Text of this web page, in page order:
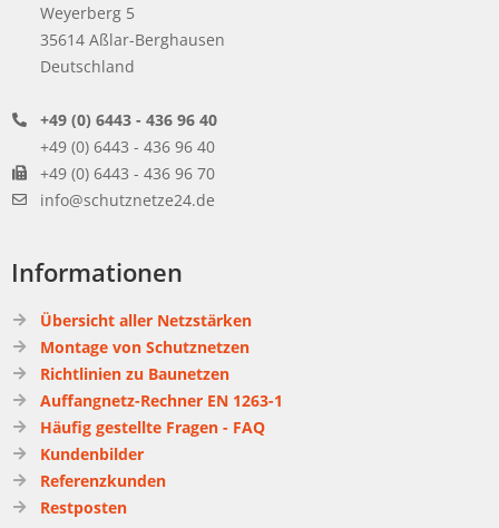
Weyerberg 5
35614 Aßlar-Berghausen
Deutschland
+49 (0) 6443 - 436 96 40
+49 (0) 6443 - 436 96 40
+49 (0) 6443 - 436 96 70
info@schutznetze24.de
Informationen
Übersicht aller Netzstärken
Montage von Schutznetzen
Richtlinien zu Baunetzen
Auffangnetz-Rechner EN 1263-1
Häufig gestellte Fragen - FAQ
Kundenbilder
Referenzkunden
Restposten